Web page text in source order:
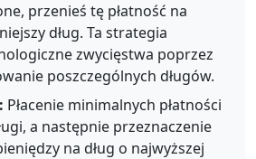
przenieś tę płatność na
dług. Ta strategia
zwycięstwa poprzez
poszczególnych długów.
Płacenie minimalnych płatności
a następnie przeznaczenie
na dług o najwyższej